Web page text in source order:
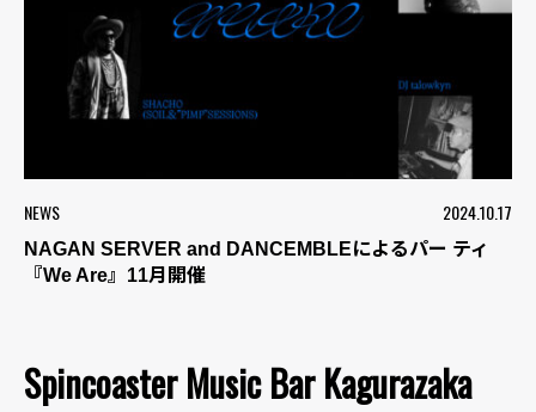
NEWS 2024.10.17
NAGAN SERVER and DANCEMBLEによるパー ティ
『We Are』11月開催
Spincoaster Music Bar Kagurazaka